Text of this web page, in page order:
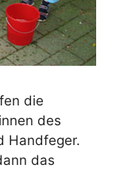
die
des
Handfeger.
das